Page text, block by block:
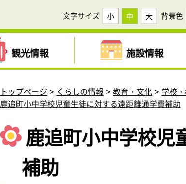
文字サイズ 小 中 大 背景色
観光情報 施設情報
トップページ くらしの情報 教育・文化 学校
鹿追町小中学校児童生徒に対する遠距離通学費補助
鹿追町小中学校児
補助